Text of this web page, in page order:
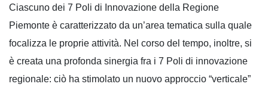
Ciascuno dei 7 Poli di Innovazione della Regione
Piemonte è caratterizzato da un’area tematica sulla quale
focalizza le proprie attività. Nel corso del tempo, inoltre, si
è creata una profonda sinergia fra i 7 Poli di innovazione
regionale: ciò ha stimolato un nuovo approccio “verticale”